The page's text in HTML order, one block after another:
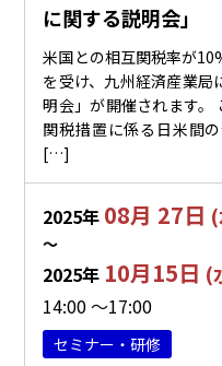
に関する説明会」
米国との相互関税率が
を受け、九州経済産業局
明会」が開催されます。
関税措置に係る日米間
[…]
2025年 08月 27日
〜
2025年 10月15日 (
14:00 ～17:00
セミナー・研修